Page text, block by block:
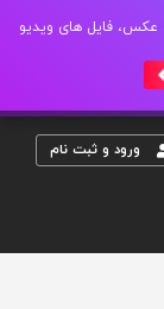
لایه باز، وکتور، عکس، فایل های ویدیو
ورود و ثبت نام